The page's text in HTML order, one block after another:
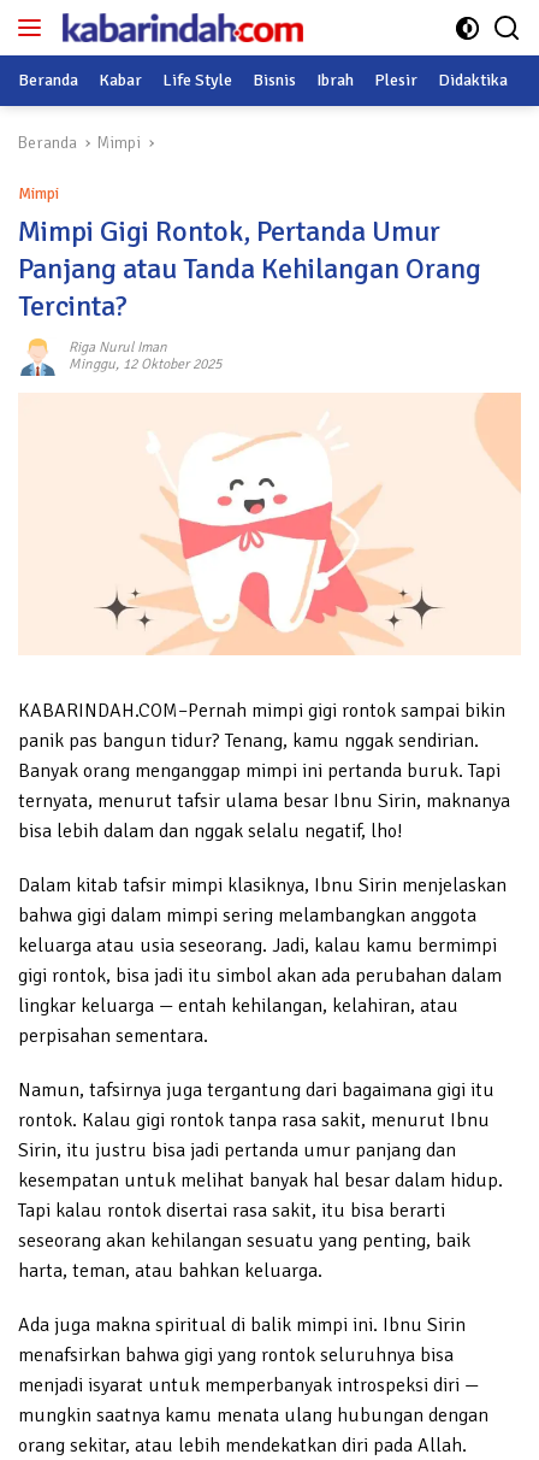
Langsung
Beranda Kabar Life Style Bisnis Ibrah Plesir Didaktika
Beranda Mimpi
Mimpi
Mimpi Gigi Rontok, Pertanda Umur
Panjang atau Tanda Kehilangan Orang
Tercinta?
Riga Nurul Iman
Minggu, 12 Oktober 2025
KABARINDAH.COM–Pernah mimpi gigi rontok sampai bikin
panik pas bangun tidur? Tenang, kamu nggak sendirian.
Banyak orang menganggap mimpi ini pertanda buruk. Tapi
ternyata, menurut tafsir ulama besar Ibnu Sirin, maknanya
bisa lebih dalam dan nggak selalu negatif, lho!
Dalam kitab tafsir mimpi klasiknya, Ibnu Sirin menjelaskan
bahwa gigi dalam mimpi sering melambangkan anggota
keluarga atau usia seseorang. Jadi, kalau kamu bermimpi
gigi rontok, bisa jadi itu simbol akan ada perubahan dalam
lingkar keluarga — entah kehilangan, kelahiran, atau
perpisahan sementara.
Namun, tafsirnya juga tergantung dari bagaimana gigi itu
rontok. Kalau gigi rontok tanpa rasa sakit, menurut Ibnu
Sirin, itu justru bisa jadi pertanda umur panjang dan
kesempatan untuk melihat banyak hal besar dalam hidup.
Tapi kalau rontok disertai rasa sakit, itu bisa berarti
seseorang akan kehilangan sesuatu yang penting, baik
harta, teman, atau bahkan keluarga.
Ada juga makna spiritual di balik mimpi ini. Ibnu Sirin
menafsirkan bahwa gigi yang rontok seluruhnya bisa
menjadi isyarat untuk memperbanyak introspeksi diri —
mungkin saatnya kamu menata ulang hubungan dengan
orang sekitar, atau lebih mendekatkan diri pada Allah.